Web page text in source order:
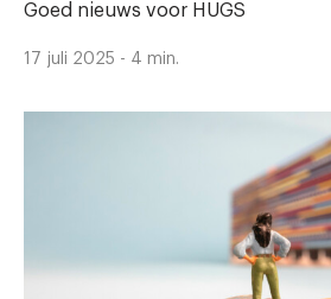
Goed nieuws voor HUGS
17 juli 2025 - 4 min.